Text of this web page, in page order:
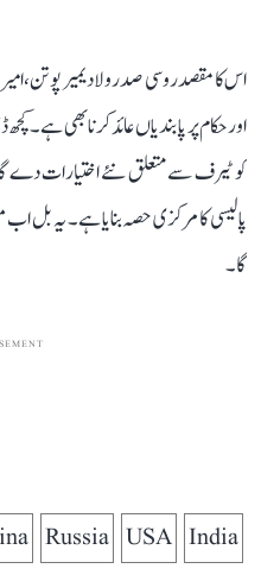
اس کا مقصد روسی صدر ولادیمیر پوتن،
اور حکام پر پابندیاں عائد کرنا بھی ہے۔
کو ٹیرف سے متعلق نئے اختیارات دے
پالیسی کا مرکزی حصہ بنایا ہے۔ یہ بل
گا۔
India
USA
Russia